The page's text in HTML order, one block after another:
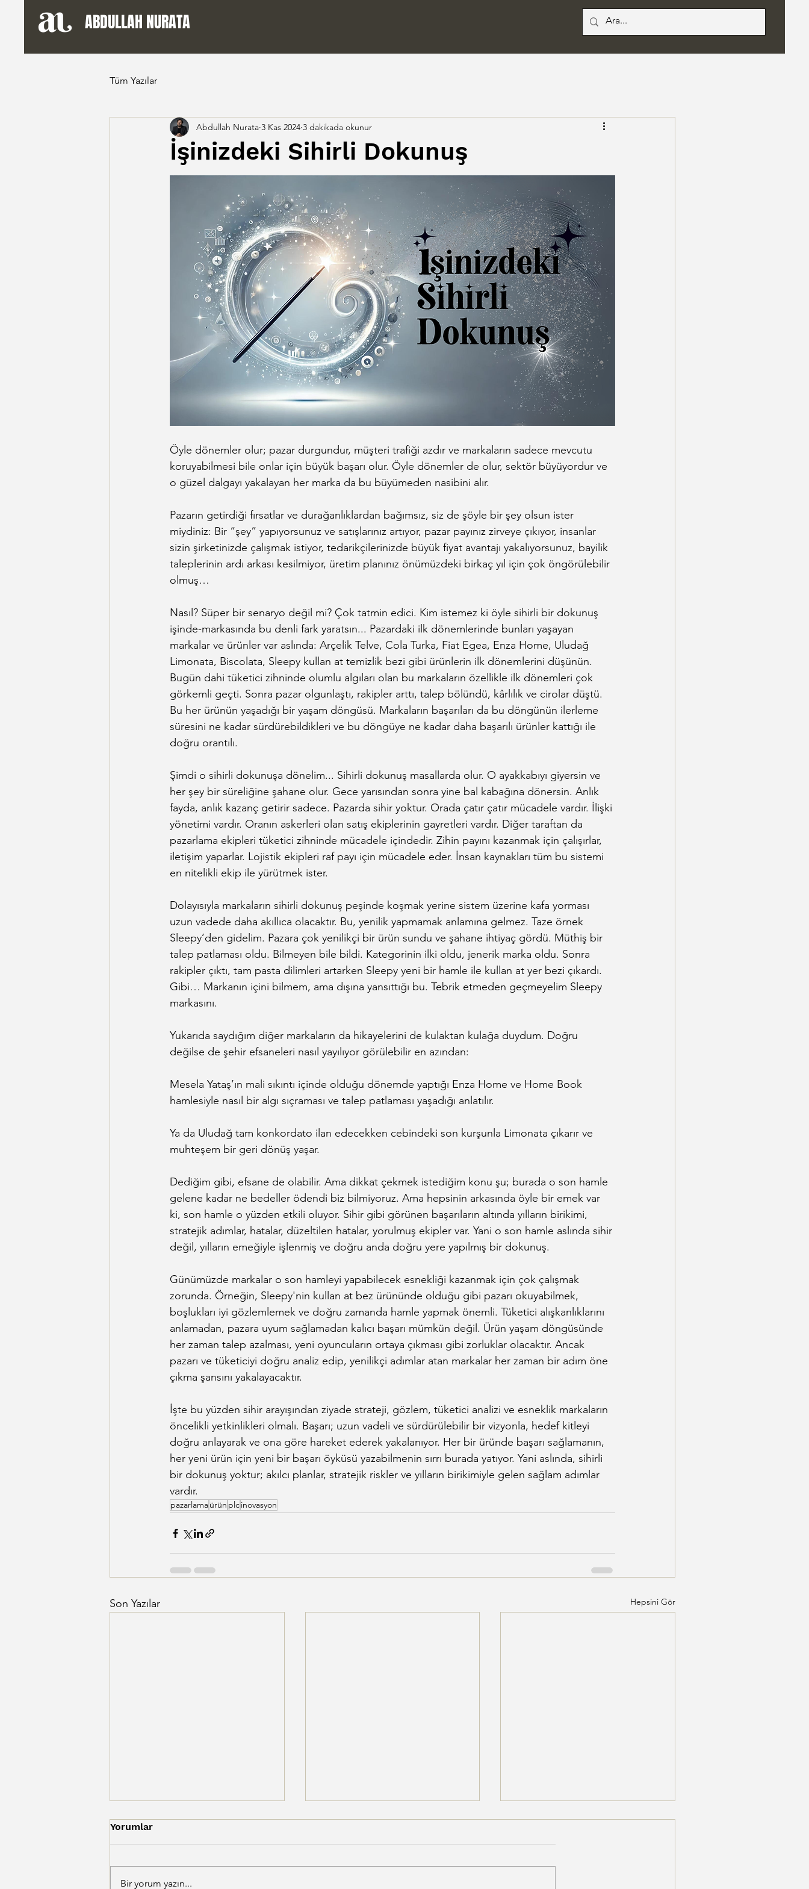
ABDULLAH NURATA
Tüm Yazılar
İşinizdeki Sihirli Dokunuş
Abdullah Nurata 3 Kas 2024 3 dakikada okunur
Öyle dönemler olur; pazar durgundur, müşteri trafiği azdır ve markaların sadece mevcutu
koruyabilmesi bile onlar için büyük başarı olur. Öyle dönemler de olur, sektör büyüyordur ve
o güzel dalgayı yakalayan her marka da bu büyümeden nasibini alır.
Pazarın getirdiği fırsatlar ve durağanlıklardan bağımsız, siz de şöyle bir şey olsun ister
miydiniz: Bir “şey” yapıyorsunuz ve satışlarınız artıyor, pazar payınız zirveye çıkıyor, insanlar
sizin şirketinizde çalışmak istiyor, tedarikçilerinizde büyük fiyat avantajı yakalıyorsunuz, bayilik
taleplerinin ardı arkası kesilmiyor, üretim planınız önümüzdeki birkaç yıl için çok öngörülebilir
olmuş…
Nasıl? Süper bir senaryo değil mi? Çok tatmin edici. Kim istemez ki öyle sihirli bir dokunuş
işinde-markasında bu denli fark yaratsın... Pazardaki ilk dönemlerinde bunları yaşayan
markalar ve ürünler var aslında: Arçelik Telve, Cola Turka, Fiat Egea, Enza Home, Uludağ
Limonata, Biscolata, Sleepy kullan at temizlik bezi gibi ürünlerin ilk dönemlerini düşünün.
Bugün dahi tüketici zihninde olumlu algıları olan bu markaların özellikle ilk dönemleri çok
görkemli geçti. Sonra pazar olgunlaştı, rakipler arttı, talep bölündü, kârlılık ve cirolar düştü.
Bu her ürünün yaşadığı bir yaşam döngüsü. Markaların başarıları da bu döngünün ilerleme
süresini ne kadar sürdürebildikleri ve bu döngüye ne kadar daha başarılı ürünler kattığı ile
doğru orantılı.
Şimdi o sihirli dokunuşa dönelim... Sihirli dokunuş masallarda olur. O ayakkabıyı giyersin ve
her şey bir süreliğine şahane olur. Gece yarısından sonra yine bal kabağına dönersin. Anlık
fayda, anlık kazanç getirir sadece. Pazarda sihir yoktur. Orada çatır çatır mücadele vardır. İlişki
yönetimi vardır. Oranın askerleri olan satış ekiplerinin gayretleri vardır. Diğer taraftan da
pazarlama ekipleri tüketici zihninde mücadele içindedir. Zihin payını kazanmak için çalışırlar,
iletişim yaparlar. Lojistik ekipleri raf payı için mücadele eder. İnsan kaynakları tüm bu sistemi
en nitelikli ekip ile yürütmek ister.
Dolayısıyla markaların sihirli dokunuş peşinde koşmak yerine sistem üzerine kafa yorması
uzun vadede daha akıllıca olacaktır. Bu, yenilik yapmamak anlamına gelmez. Taze örnek
Sleepy’den gidelim. Pazara çok yenilikçi bir ürün sundu ve şahane ihtiyaç gördü. Müthiş bir
talep patlaması oldu. Bilmeyen bile bildi. Kategorinin ilki oldu, jenerik marka oldu. Sonra
rakipler çıktı, tam pasta dilimleri artarken Sleepy yeni bir hamle ile kullan at yer bezi çıkardı.
Gibi… Markanın içini bilmem, ama dışına yansıttığı bu. Tebrik etmeden geçmeyelim Sleepy
markasını.
Yukarıda saydığım diğer markaların da hikayelerini de kulaktan kulağa duydum. Doğru
değilse de şehir efsaneleri nasıl yayılıyor görülebilir en azından:
Mesela Yataş’ın mali sıkıntı içinde olduğu dönemde yaptığı Enza Home ve Home Book
hamlesiyle nasıl bir algı sıçraması ve talep patlaması yaşadığı anlatılır.
Ya da Uludağ tam konkordato ilan edecekken cebindeki son kurşunla Limonata çıkarır ve
muhteşem bir geri dönüş yaşar.
Dediğim gibi, efsane de olabilir. Ama dikkat çekmek istediğim konu şu; burada o son hamle
gelene kadar ne bedeller ödendi biz bilmiyoruz. Ama hepsinin arkasında öyle bir emek var
ki, son hamle o yüzden etkili oluyor. Sihir gibi görünen başarıların altında yılların birikimi,
stratejik adımlar, hatalar, düzeltilen hatalar, yorulmuş ekipler var. Yani o son hamle aslında sihir
değil, yılların emeğiyle işlenmiş ve doğru anda doğru yere yapılmış bir dokunuş.
Günümüzde markalar o son hamleyi yapabilecek esnekliği kazanmak için çok çalışmak
zorunda. Örneğin, Sleepy'nin kullan at bez ürününde olduğu gibi pazarı okuyabilmek,
boşlukları iyi gözlemlemek ve doğru zamanda hamle yapmak önemli. Tüketici alışkanlıklarını
anlamadan, pazara uyum sağlamadan kalıcı başarı mümkün değil. Ürün yaşam döngüsünde
her zaman talep azalması, yeni oyuncuların ortaya çıkması gibi zorluklar olacaktır. Ancak
pazarı ve tüketiciyi doğru analiz edip, yenilikçi adımlar atan markalar her zaman bir adım öne
çıkma şansını yakalayacaktır.
İşte bu yüzden sihir arayışından ziyade strateji, gözlem, tüketici analizi ve esneklik markaların
öncelikli yetkinlikleri olmalı. Başarı; uzun vadeli ve sürdürülebilir bir vizyonla, hedef kitleyi
doğru anlayarak ve ona göre hareket ederek yakalanıyor. Her bir üründe başarı sağlamanın,
her yeni ürün için yeni bir başarı öyküsü yazabilmenin sırrı burada yatıyor. Yani aslında, sihirli
bir dokunuş yoktur; akılcı planlar, stratejik riskler ve yılların birikimiyle gelen sağlam adımlar
vardır.
pazarlamaürün plcinovasyon
Son Yazılar Hepsini Gör
Yorumlar
Bir yorum yazın...